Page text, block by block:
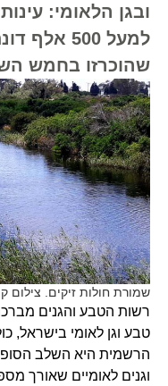
ובגן הלאומי:
למעל 500 אלף
שהוכרזו בחמש
שמורת חולות זיקים. צילום
רשות הטבע והגנים
טבע וגן לאומי בישראל,
הרשמית היא השלב הסופי
וגנים לאומיים שאורך